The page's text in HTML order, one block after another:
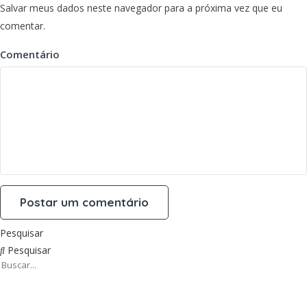
Salvar meus dados neste navegador para a próxima vez que eu
comentar.
Comentário
Pesquisar
Pesquisar